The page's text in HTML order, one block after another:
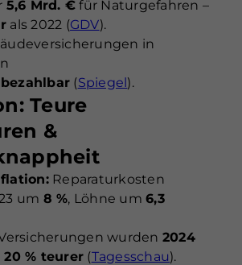
5,6 Mrd. € für Naturgefahren –
als 2022 (GDV).
in
(Spiegel).
Teure
&
Reparaturkosten
um 8 %, Löhne um6,3
wurden 2024
% teurer (Tagesschau).